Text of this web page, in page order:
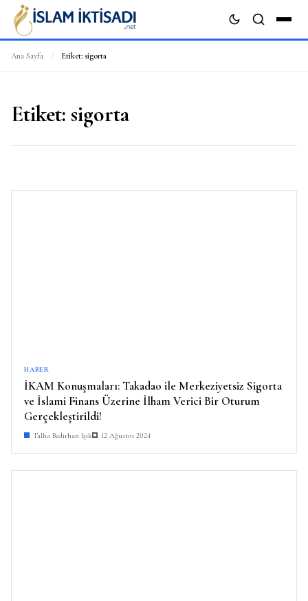
Ana Sayfa / Etiket: sigorta
Etiket: sigorta
HABER
İKAM Konuşmaları: Takadao ile Merkeziyetsiz Sigorta
ve İslami Finans Üzerine İlham Verici Bir Oturum
Gerçekleştirildi!
Talha Bedirhan Işık 12 Ağustos 2024